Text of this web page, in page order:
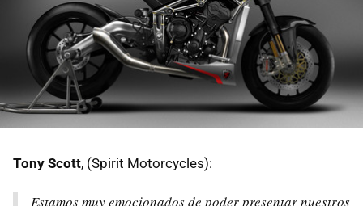
Tony Scott, (Spirit Motorcycles):
Estamos muy emocionados de poder presentar nuestros